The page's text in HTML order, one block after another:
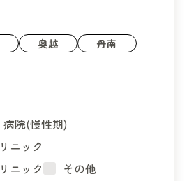
奥越
丹南
病院(慢性期)
ニック
ニック
その他